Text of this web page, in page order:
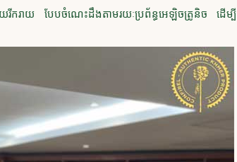
ករាយ បែបចំណេះដឹងតាមរយៈប្រព័ន្ធអេឡិចត្រូនិច ដើម្បី